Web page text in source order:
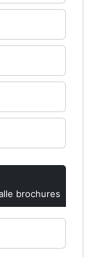
brochures